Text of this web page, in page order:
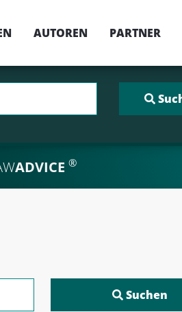
AUTOREN PARTNER
ADVICE ®